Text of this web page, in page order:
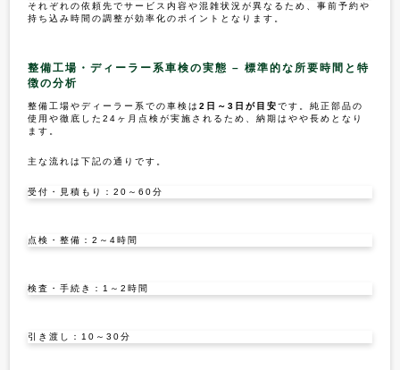
それぞれの依頼先でサービス内容や混雑状況が異なるため、事前予約や
持ち込み時間の調整が効率化のポイントとなります。
整備工場・ディーラー系車検の実態 – 標準的な所要時間と特
徴の分析
整備工場やディーラー系での車検は2日～3日が目安です。純正部品の
使用や徹底した24ヶ月点検が実施されるため、納期はやや長めとなり
ます。
主な流れは下記の通りです。
受付・見積もり：20～60分
点検・整備：2～4時間
検査・手続き：1～2時間
引き渡し：10～30分